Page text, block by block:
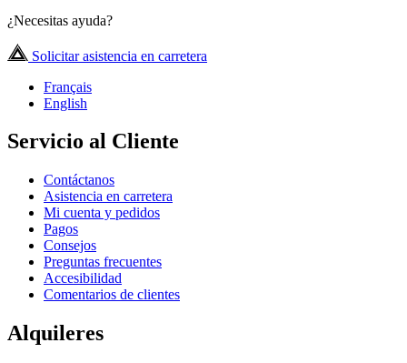
¿Necesitas ayuda?
Solicitar asistencia en carretera
Français
English
Servicio al Cliente
Contáctanos
Asistencia en carretera
Mi cuenta y pedidos
Pagos
Consejos
Preguntas frecuentes
Accesibilidad
Comentarios de clientes
Alquileres